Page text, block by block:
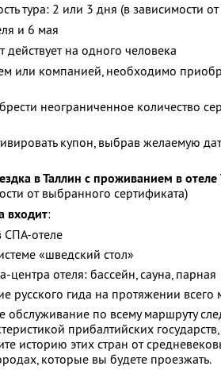
тура: 2 или 3 дня (в зависимости
и 6 мая
на одного человека
или компанией, необходимо
неограниченное количество
купон, выбрав желаемую
в Таллин с проживанием в
от выбранного сертификата)
входит:
отеле
«шведский стол»
центра отеля: бассейн, сауна, парная
русского гида на протяжении всего
обслуживание по всему маршруту
прибалтийских
историю этих стран от
которые вы будете проезжать.